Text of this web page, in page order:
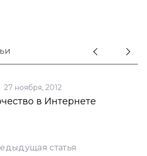
27 ноября, 2012
в Интернете
статья